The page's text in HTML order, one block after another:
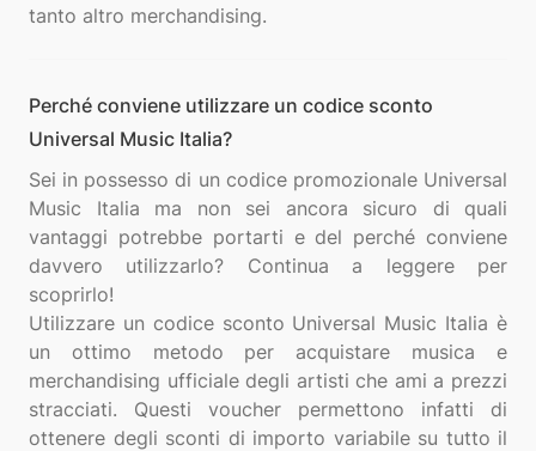
Perché conviene utilizzare un codice sconto
Universal Music Italia?
Sei in possesso di un codice promozionale Universal
Music Italia ma non sei ancora sicuro di quali
vantaggi potrebbe portarti e del perché conviene
davvero utilizzarlo? Continua a leggere per
scoprirlo!
Utilizzare un codice sconto Universal Music Italia è
un ottimo metodo per acquistare musica e
merchandising ufficiale degli artisti che ami a prezzi
stracciati. Questi voucher permettono infatti di
ottenere degli sconti di importo variabile su tutto il